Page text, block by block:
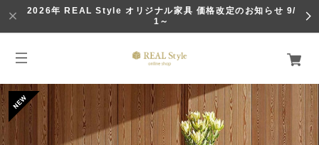
2026年 REAL Style オリジナル家具 価格改定のお知らせ 9/
1～